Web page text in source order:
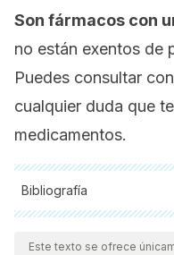
Son fármacos con
no están exentos de
Puedes consultar
cualquier duda que
medicamentos.
Bibliografía
Todas las fuentes citadas
nuestro equipo, para
Este texto se ofrece